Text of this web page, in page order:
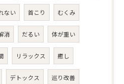
ない 首こり むくみ
消 だるい 体が重い
リラックス 癒し
デトックス 巡り改善